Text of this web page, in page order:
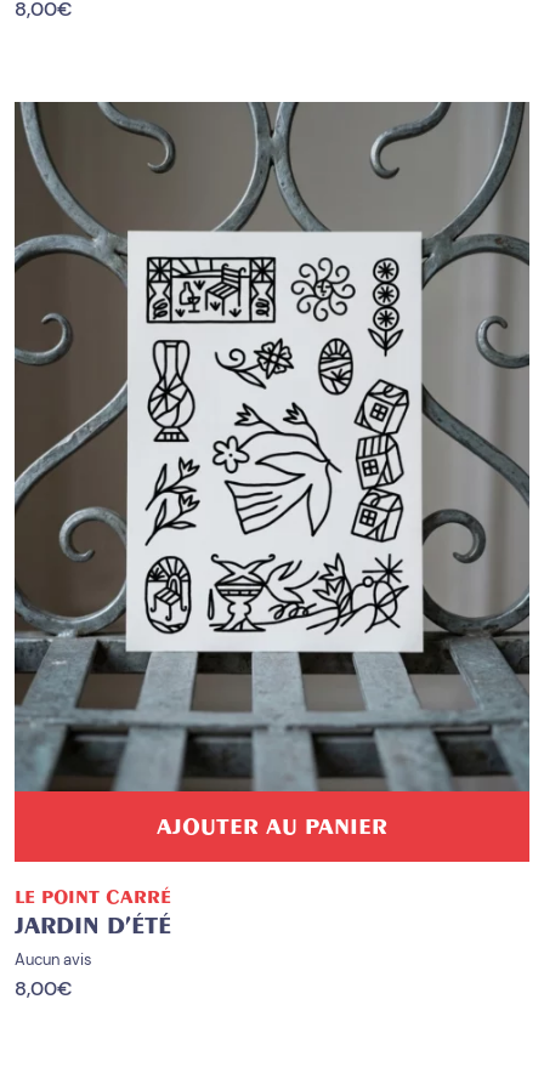
8,00€
AJOUTER AU PANIER
LE POINT CARRÉ
JARDIN D’ÉTÉ
Aucun avis
8,00€